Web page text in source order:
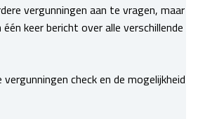
vergunningen aan te vragen, maar
keer bericht over alle verschillende
check en de mogelijkheid